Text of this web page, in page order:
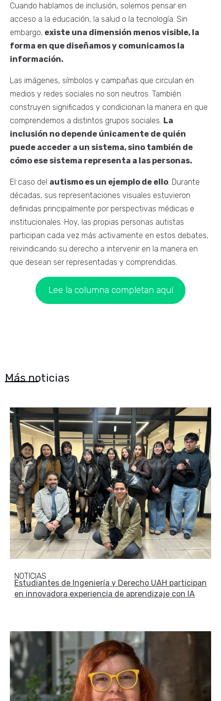
Cuando hablamos de inclusión, solemos pensar en
acceso a la educación, la salud o la tecnología. Sin
embargo, existe una dimensión menos visible, la
forma en que diseñamos y comunicamos la
información.
Las imágenes, símbolos y campañas que circulan en
medios y redes sociales no son neutros. También
construyen significados y condicionan la manera en que
comprendemos a distintos grupos sociales. La
inclusión no depende únicamente de quién
puede acceder a un sistema, sino también de
cómo ese sistema representa a las personas.
El caso del autismo es un ejemplo de ello. Durante
décadas, sus representaciones visuales estuvieron
definidas principalmente por perspectivas médicas e
institucionales. Hoy, las propias personas autistas
participan cada vez más activamente en estos debates,
reivindicando su derecho a intervenir en la manera en
que desean ser representadas y comprendidas.
Lee la columna completan aquí
Más noticias
NOTICIAS
Estudiantes de Ingeniería y Derecho UAH participan
en innovadora experiencia de aprendizaje con IA